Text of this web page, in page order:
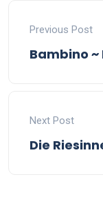
Previous Post
Bambino
Next Post
Die